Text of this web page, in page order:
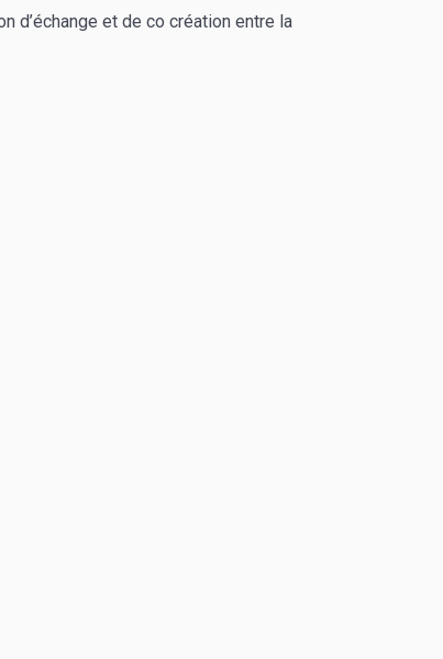
d’échange et de co création entre la